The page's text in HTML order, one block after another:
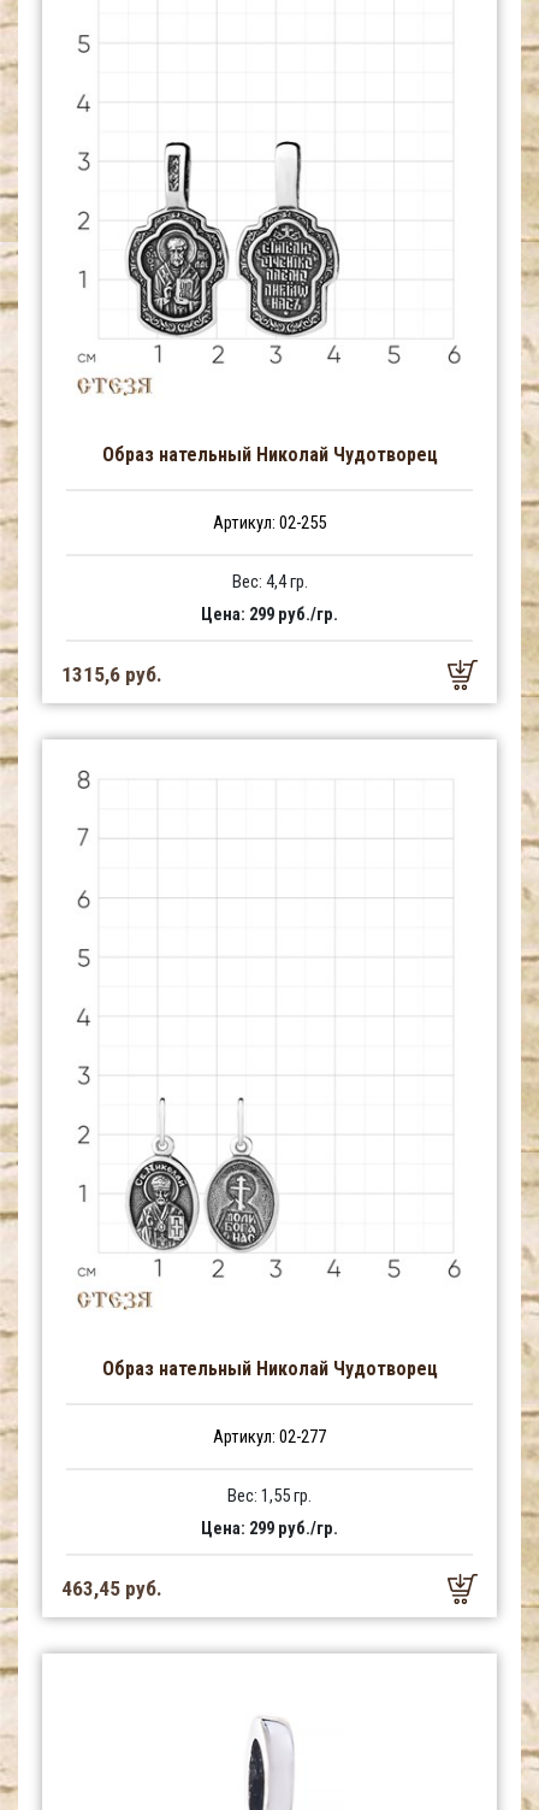
Образ нательный Николай Чудотворец
Артикул: 02-255
Вес: 4,4 гр.
Цена: 299 руб./гр.
1315,6 руб.
Образ нательный Николай Чудотворец
Артикул: 02-277
Вес: 1,55 гр.
Цена: 299 руб./гр.
463,45 руб.